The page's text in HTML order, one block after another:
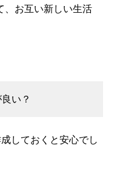
、お互い新しい生活
い？
しておくと安心でし